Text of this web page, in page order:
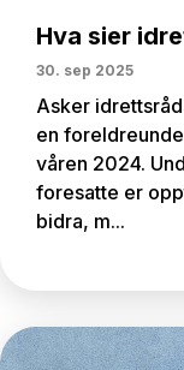
Hva sier
30. sep 2025
Asker
en
våren 2024.
foresatte er
bidra, m...